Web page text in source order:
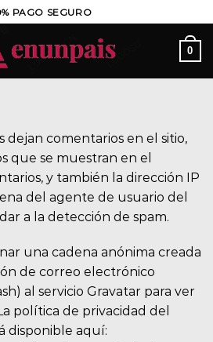
PAGO SEGURO
0
dejan comentarios en el sitio,
que se muestran en el
y también la dirección IP
del agente de usuario del
a la detección de spam.
una cadena anónima creada
de correo electrónico
al servicio Gravatar para ver
política de privacidad del
disponible aquí: